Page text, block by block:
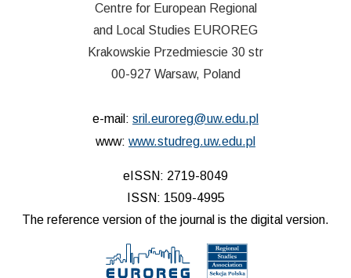
Centre for European Regional
and Local Studies EUROREG
Krakowskie Przedmiescie 30 str
00-927 Warsaw, Poland
e-mail: sril.euroreg@uw.edu.pl
www: www.studreg.uw.edu.pl
eISSN: 2719-8049
ISSN: 1509-4995
The reference version of the journal is the digital version.